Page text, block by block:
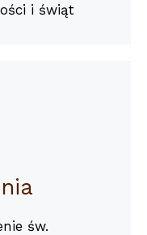
i świąt
św.